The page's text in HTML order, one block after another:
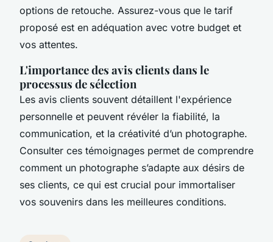
options de retouche. Assurez-vous que le tarif
proposé est en adéquation avec votre budget et
vos attentes.
L'importance des avis clients dans le
processus de sélection
Les avis clients souvent détaillent l'expérience
personnelle et peuvent révéler la fiabilité, la
communication, et la créativité d’un photographe.
Consulter ces témoignages permet de comprendre
comment un photographe s’adapte aux désirs de
ses clients, ce qui est crucial pour immortaliser
vos souvenirs dans les meilleures conditions.